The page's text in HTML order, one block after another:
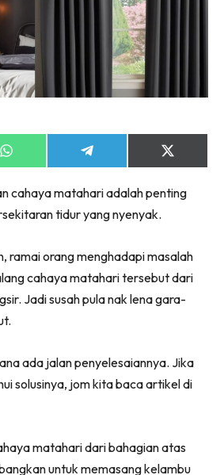
Share
on
Share
on
Share
on
(Twitter)
cahaya matahari adalah penting
tidur yang nyenyak.
ramai orang menghadapi masalah
cahaya matahari tersebut dari
Jadi susah pula nak lena gara-
ada jalan penyelesaiannya. Jika
solusinya, jom kita baca artikel di
matahari dari bahagian atas
untuk memasang kelambu